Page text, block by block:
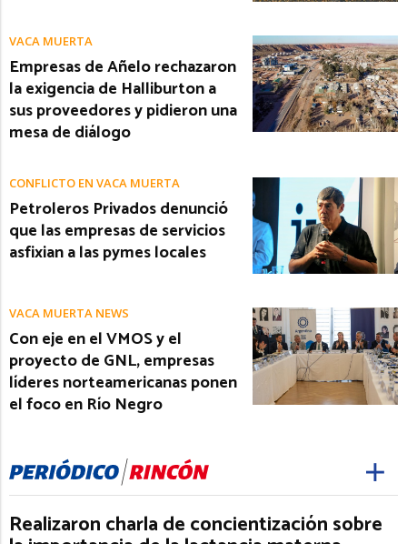
VACA MUERTA
Empresas de Añelo rechazaron
la exigencia de Halliburton a
sus proveedores y pidieron una
mesa de diálogo
CONFLICTO EN VACA MUERTA
Petroleros Privados denunció
que las empresas de servicios
asfixian a las pymes locales
VACA MUERTA NEWS
Con eje en el VMOS y el
proyecto de GNL, empresas
líderes norteamericanas ponen
el foco en Río Negro
Realizaron charla de concientización sobre